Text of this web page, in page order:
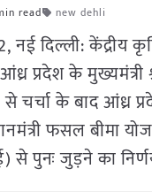
read new dehli
दिल्ली: केंद्रीय कृषि
आंध्र प्रदेश के मुख्यमंत्री
से चर्चा के बाद आंध्र
फसल बीमा
से पुनः जुड़ने का